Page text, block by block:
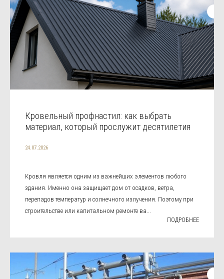
Кровельный профнастил: как выбрать
материал, который прослужит десятилетия
24.07.2026
Кровля является одним из важнейших элементов любого
здания. Именно она защищает дом от осадков, ветра,
перепадов температур и солнечного излучения. Поэтому при
строительстве или капитальном ремонте ва...
ПОДРОБНЕЕ